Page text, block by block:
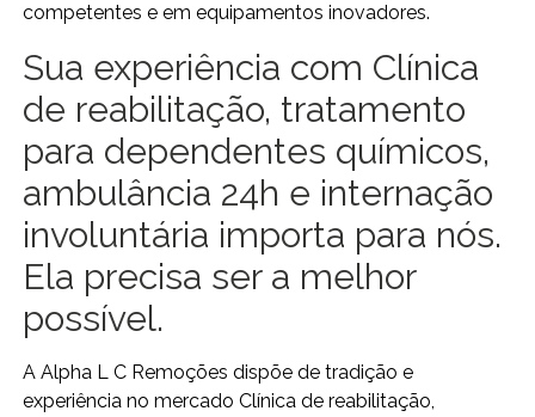
competentes e em equipamentos inovadores.
Sua experiência com Clínica
de reabilitação, tratamento
para dependentes químicos,
ambulância 24h e internação
involuntária importa para nós.
Ela precisa ser a melhor
possível.
A Alpha L C Remoções dispõe de tradição e
experiência no mercado Clínica de reabilitação,